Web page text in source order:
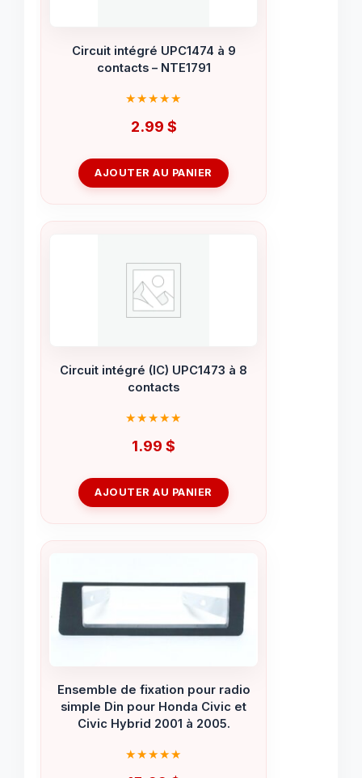
Circuit intégré UPC1474 à 9
contacts – NTE1791
2.99 $
AJOUTER AU PANIER
Circuit intégré (IC) UPC1473 à 8
contacts
1.99 $
AJOUTER AU PANIER
Ensemble de fixation pour radio
simple Din pour Honda Civic et
Civic Hybrid 2001 à 2005.